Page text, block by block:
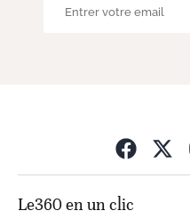
Le360 en un clic